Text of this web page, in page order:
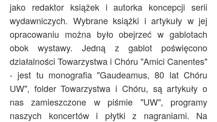
jako redaktor książek i autorka koncepcji serii
wydawniczych. Wybrane książki i artykuły w jej
opracowaniu można było obejrzeć w gablotach
obok wystawy. Jedną z gablot poświęcono
działalności Towarzystwa i Chóru "Amici Canentes"
- jest tu monografia "Gaudeamus, 80 lat Chóru
UW", folder Towarzystwa i Chóru, są artykuły o
nas zamieszczone w piśmie "UW", programy
naszych koncertów i płytki z nagraniami. Na